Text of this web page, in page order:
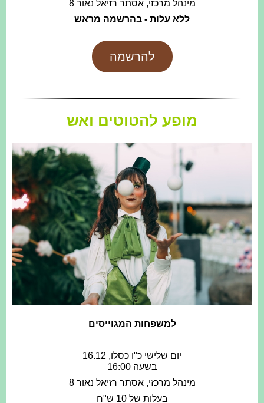
מינהל מרכזי, אסתר רזיאל נאור 8
ללא עלות - בהרשמה מראש
להרשמה
מופע להטוטים ואש
למשפחות המגוייסים
יום שלישי כ"ו כסלו, 16.12
בשעה 16:00
מינהל מרכזי, אסתר רזיאל נאור 8
בעלות של 10 ש"ח